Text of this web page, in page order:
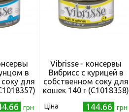
в
для
грн
Vibrisse - консервы
Вибрисс с курицей в
собственном соку для
кошек 140 г (C1018358)
Ціна 144.66 грн